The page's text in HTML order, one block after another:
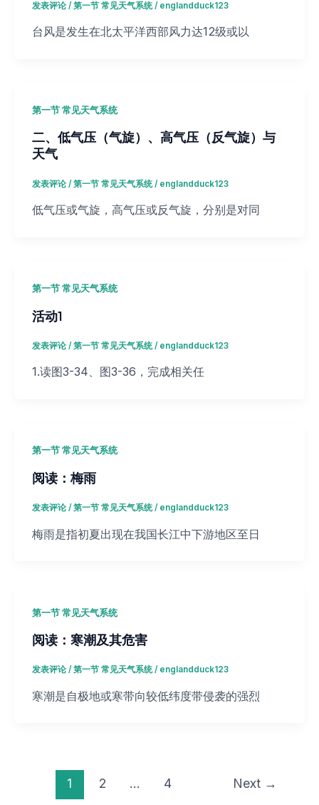
发表评论 / 第一节 常见天气系统/ englandduck123
台风是发生在北太平洋西部风力达12级或以
第一节 常见天气系统
二、低气压（气旋）、高气压（反气旋）与
天气
发表评论 / 第一节 常见天气系统/ englandduck123
低气压或气旋，高气压或反气旋，分别是对同
第一节 常见天气系统
活动1
发表评论 / 第一节 常见天气系统/ englandduck123
1.读图3-34、图3-36，完成相关任
第一节 常见天气系统
阅读：梅雨
发表评论 / 第一节 常见天气系统/ englandduck123
梅雨是指初夏出现在我国长江中下游地区至日
第一节 常见天气系统
阅读：寒潮及其危害
发表评论 / 第一节 常见天气系统/ englandduck123
寒潮是自极地或寒带向较低纬度带侵袭的强烈
1 2 … 4 Next →